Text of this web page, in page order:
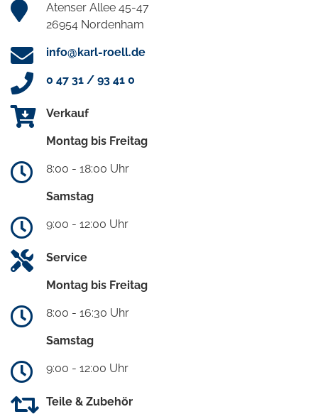
Atenser Allee 45-47
26954 Nordenham
info@karl-roell.de
0 47 31 / 93 41 0
Verkauf
Montag bis Freitag
8:00 - 18:00 Uhr
Samstag
9:00 - 12:00 Uhr
Service
Montag bis Freitag
8:00 - 16:30 Uhr
Samstag
9:00 - 12:00 Uhr
Teile & Zubehör